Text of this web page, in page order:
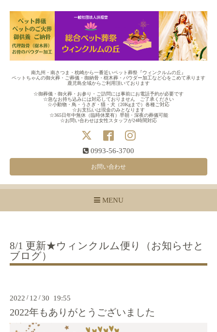
南九州・南さつま・枕崎から一番近いペット葬祭『ウィンクルムの丘』
ペットちゃんの御火葬・ご葬儀・御納骨・樹木葬・パウダー加工など心をこめて承ります
鹿児島全域からご利用頂いております
☆御葬儀・御火葬・お参り・ご訪問には事前にお電話予約が必要です
☆急なお持ち込みには対応しておりません ご了承ください
☆小動物・鳥・うさぎ・猫・犬（20Kgまで）各種ご対応
☆お支払いは現金のみとなります
☆365日年中無休（臨時休業有）早朝・深夜の葬儀可能
☆お問い合わせは女性スタッフが24時間対応
0993-56-3700
お問い合わせ
MENU
8/1 更新★ウィンクルム便り（お知らせと
ブログ）
2022 / 12 /30 19:55
2022年もありがとうございました